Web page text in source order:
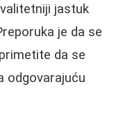
jastuk
je da se
da se
odgovarajuću